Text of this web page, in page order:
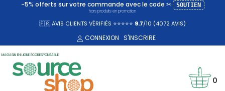
-5% offerts sur votre commande avec le code ✂ SOUTIEN
hors produits en promotion
🇫🇷 AVIS CLIENTS VÉRIFIÉS ⭐⭐⭐⭐⭐ 9.7/10 (4072AVIS)
CONNEXION S'INSCRIRE
MAGASIN EN LIGNE ÉCORESPONSABLE
0